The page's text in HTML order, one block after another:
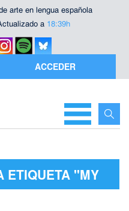
arte en lengua española
a 18:39h
ACCEDER
ETIQUETA "MY